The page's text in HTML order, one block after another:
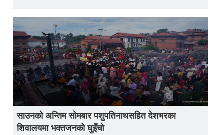
साउनको अन्तिम सोमबार पशुपतिनाथसहित देशभरका
शिवालयमा भक्तजनको घुइँचो